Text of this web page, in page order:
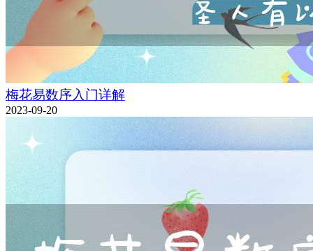
梅花易数序入门详解
2023-09-20